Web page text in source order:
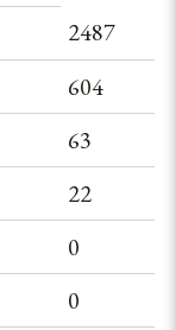
2487
604
63
22
0
0